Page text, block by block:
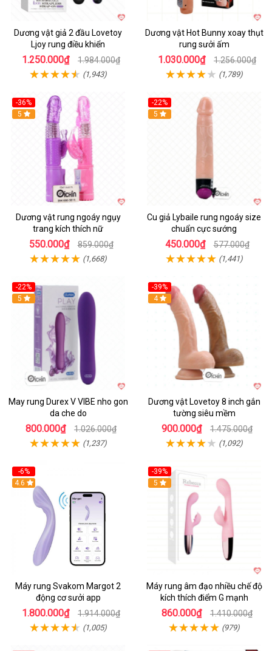
Dương vật giả 2 đầu Lovetoy
Ljoy rung điều khiển
1.250.000₫ 1.984.000₫
(1,943)
Dương vật Hot Bunny xoay thụt
rung sưởi ấm
1.030.000₫ 1.256.000₫
(1,789)
-36%
Hot
5
Dương vật rung ngoáy ngụy
trang kích thích nữ
550.000₫ 859.000₫
(1,668)
-22%
Hot
5
Cu giả Lybaile rung ngoáy size
chuẩn cực sướng
450.000₫ 577.000₫
(1,441)
-22%
Hot
5
May rung Durex V VIBE nho gon
da che do
800.000₫ 1.026.000₫
(1,237)
-39%
Hot
4
Dương vật Lovetoy 8 inch gắn
tường siêu mềm
900.000₫ 1.475.000₫
(1,092)
-6%
4.6
Máy rung Svakom Margot 2
động cơ sưởi app
1.800.000₫ 1.914.000₫
(1,005)
-39%
Hot
5
Máy rung âm đạo nhiều chế độ
kích thích điểm G mạnh
860.000₫ 1.410.000₫
(979)